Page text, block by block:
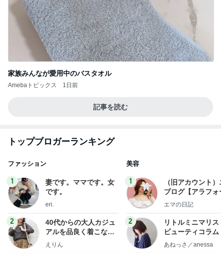
家族みんなが愛用中のバスタオル
Amebaトピックス 1日前
記事を読む
トップブロガーランキング
ファッション
1
妻です。ママです。女
です。
eri.
2
40代からの大人カジュ
アルを品良く着こなす
ファッションブログ
えりん
美容
1
（旧アカウント
ブログ【アラフォ
社売却セカンドラ
エマの日記
2
リトルミニマリス
ビューティコラ
little
あねっさ／anessa